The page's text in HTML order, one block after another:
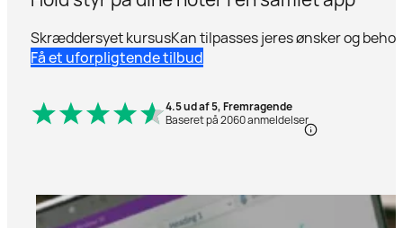
Skræddersyet kursusKan tilpasses jeres ønsker og behov
Få et uforpligtende tilbud
4.5 ud af 5, Fremragende
Baseret på 2060 anmeldelser